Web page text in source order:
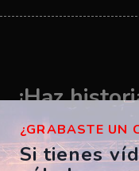
¡Haz
vídeo
¿GRABASTE UN
Si tienes